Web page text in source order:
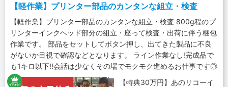
【軽作業】プリンター部品のカンタンな組立・検査
【軽作業】プリンター部品のカンタンな組立・検査 800g程のプ
リンターインクヘッド部分の組立・座って検査・出荷に伴う梱包
作業です。 部品をセットしてボタン押し、出てきた製品に不良
がないか目視で確認などとなります。 ライン作業なし!完成品で
も1キロ以下!!会話は少なくその場でモクモク進めるお仕事です◎
【特典30万円】あのリコーイ